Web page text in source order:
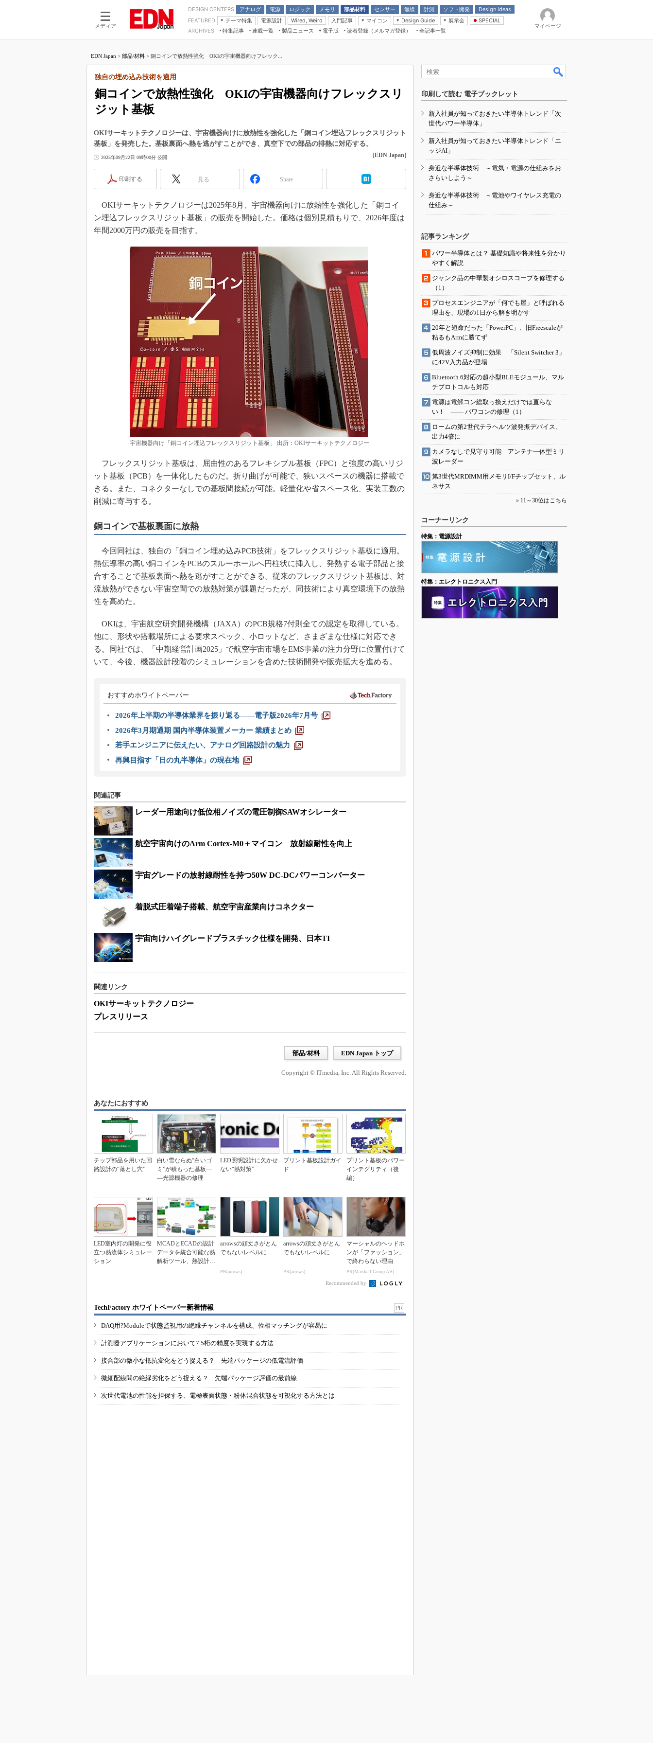
メディア
DESIGN CENTERS アナログ
電源
モーター
ロジック
LSI
メモリ
部品材料
受動部品
センサー 無線 計測 ソフト開発
Design Ideas
アナログ機能回路
計測とテスト
Wired, Weird
FEATURED
テーマ特集
つながるクルマ
エレクトロニクス入門
5G（EE Times Japan）
製品解剖（EE Times Japan）
電源設計 Wired, Weird
入門記事
モーター入門
マイコン
マイコン講座
Design Guide
計測機器
展示会
CEATEC
組込み/エッジコンピューティング展
人とくるま展
SPECIAL
Microchip情報
ARCHIVES 特集記事
連載一覧
マイクロプロセッサ懐古録
中堅技術者に贈る電子部品“徹底”活
用講座
たった2つの式で始めるDC/DCコン
バーターの設計
Wired, Weird
マイコン講座
Q&Aで学ぶマイコン講座
高速シリアル伝送技術講座
アナログ設計のきほん／ADCとノイ
ズ編
めざせ高効率！ モーター駆動入門講
Bluetooth mesh入門
「SPICEの仕組みとその活用設計」
最新記事一覧
計測器メーカーから見た5G
USB Type-Cの登場で評価試験はど
う変わる？
IoT時代の無線規格を知る【Thread
IoT時代の無線規格を知る【Z-Wave
編】
製品ニュース
電子版
電子ブックレット
読者登録（メルマガ登録） 全記事一覧
マイページ
EDN Japan > 部品/材料 > 銅コインで放熱性強化 OKIの宇宙機器向けフレック...
銅コインで放熱性強化 OKIの宇宙機器向けフレックスリ
ジット基板
独自の埋め込み技術を適用
OKIサーキットテクノロジーは、宇宙機器向けに放熱性を強化した「銅コイン埋込フレックスリジット
基板」を発売した。基板裏面へ熱を逃がすことができ、真空下での部品の排熱に対応する。
2025年09月22日 09時00分 公開 [EDN Japan]
印刷する 見る Share
OKIサーキットテクノロジーは2025年8月、宇宙機器向けに放熱性を強化した「銅コイ
ン埋込フレックスリジット基板」の販売を開始した。価格は個別見積もりで、2026年度は
年間2000万円の販売を目指す。
宇宙機器向け「銅コイン埋込フレックスリジット基板」 出所：OKIサーキットテクノロジー
フレックスリジット基板は、屈曲性のあるフレキシブル基板（FPC）と強度の高いリジ
ット基板（PCB）を一体化したものだ。折り曲げが可能で、狭いスペースの機器に搭載で
きる。また、コネクターなしでの基板間接続が可能。軽量化や省スペース化、実装工数の
削減に寄与する。
銅コインで基板裏面に放熱
今回同社は、独自の「銅コイン埋め込みPCB技術」をフレックスリジット基板に適用。
熱伝導率の高い銅コインをPCBのスルーホールへ円柱状に挿入し、発熱する電子部品と接
合することで基板裏面へ熱を逃がすことができる。従来のフレックスリジット基板は、対
流放熱ができない宇宙空間での放熱対策が課題だったが、同技術により真空環境下の放熱
性を高めた。
OKIは、宇宙航空研究開発機構（JAXA）のPCB規格7付則全ての認定を取得している。
他に、形状や搭載場所による要求スペック、小ロットなど、さまざまな仕様に対応でき
る。同社では、「中期経営計画2025」で航空宇宙市場をEMS事業の注力分野に位置付けて
いて、今後、機器設計段階のシミュレーションを含めた技術開発や販売拡大を進める。
おすすめホワイトペーパー
2026年上半期の半導体業界を振り返る――電子版2026年7月号
2026年3月期通期 国内半導体装置メーカー 業績まとめ
若手エンジニアに伝えたい、アナログ回路設計の魅力
再興目指す「日の丸半導体」の現在地
関連記事
レーダー用途向け低位相ノイズの電圧制御SAWオシレーター
航空宇宙向けのArm Cortex-M0＋マイコン 放射線耐性を向上
宇宙グレードの放射線耐性を持つ50W DC-DCパワーコンバーター
着脱式圧着端子搭載、航空宇宙産業向けコネクター
宇宙向けハイグレードプラスチック仕様を開発、日本TI
関連リンク
OKIサーキットテクノロジー
プレスリリース
部品/材料 EDN Japan トップ
Copyright © ITmedia, Inc. All Rights Reserved.
あなたにおすすめ
チップ部品を用いた回
路設計の“落とし穴”
白い雪ならぬ“白いゴ
ミ”が積もった基板―
―光源機器の修理
LED照明設計に欠かせ
ない“熱対策”
プリント基板設計ガイ
ド
プリント基板のパワー
インテグリティ（後
編）
LED室内灯の開発に役
立つ熱流体シミュレー
ション
MCADとECADの設計
データを統合可能な熱
解析ツール、熱設計フ
arrowsの頑丈さがとん
でもないレベルに
PR(arrows)
arrowsの頑丈さがとん
でもないレベルに
PR(arrows)
マーシャルのヘッドホ
ンが「ファッション」
で終わらない理由
PR(Marshall Group AB)
Recommended by
TechFactory ホワイトペーパー新着情報 PR
DAQ用?Moduleで状態監視用の絶縁チャンネルを構成、位相マッチングが容易に
計測器アプリケーションにおいて7.5桁の精度を実現する方法
接合部の微小な抵抗変化をどう捉える？ 先端パッケージの低電流評価
微細配線間の絶縁劣化をどう捉える？ 先端パッケージ評価の最前線
次世代電池の性能を担保する、電極表面状態・粉体混合状態を可視化する方法とは
印刷して読む 電子ブックレット
新入社員が知っておきたい半導体トレンド「次
世代パワー半導体」
新入社員が知っておきたい半導体トレンド「エ
ッジAI」
身近な半導体技術 ～電気・電源の仕組みをお
さらいしよう～
身近な半導体技術 ～電池やワイヤレス充電の
仕組み～
記事ランキング
パワー半導体とは？ 基礎知識や将来性を分かり
やすく解説
ジャンク品の中華製オシロスコープを修理する
（1）
プロセスエンジニアが「何でも屋」と呼ばれる
理由を、現場の1日から解き明かす
20年と短命だった「PowerPC」、旧Freescaleが
粘るもArmに勝てず
低周波ノイズ抑制に効果 「Silent Switcher 3」
に42V入力品が登場
Bluetooth 6対応の超小型BLEモジュール、マル
チプロトコルも対応
電源は電解コン総取っ換えだけでは直らな
い！ ―― パワコンの修理（1）
ロームの第2世代テラヘルツ波発振デバイス、
出力4倍に
カメラなしで見守り可能 アンテナ一体型ミリ
波レーダー
第3世代MRDIMM用メモリI/Fチップセット、ル
ネサス
» 11～30位はこちら
コーナーリンク
特集：電源設計
特集：エレクトロニクス入門